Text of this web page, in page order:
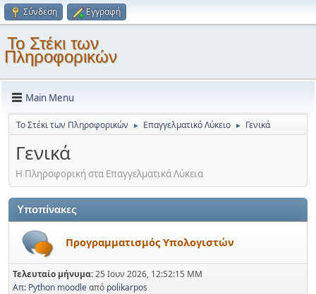
Σύνδεση Εγγραφή
Το Στέκι των
Πληροφορικών
Main Menu
Το Στέκι των Πληροφορικών ► Επαγγελματικό Λύκειο ► Γενικά
Γενικά
Η Πληροφορική στα Επαγγελματικά Λύκεια
Υποπίνακες
Προγραμματισμός Υπολογιστών
Τελευταίο μήνυμα:25 Ιουν 2026, 12:52:15 ΜΜ
Απ: Python moodleαπό polikarpos